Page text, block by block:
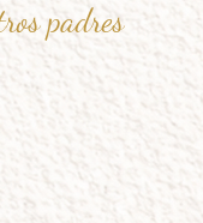
padres